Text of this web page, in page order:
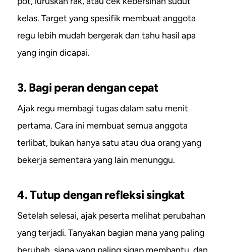
kelas. Target yang spesifik membuat anggota
regu lebih mudah bergerak dan tahu hasil apa
yang ingin dicapai.
3. Bagi peran dengan cepat
Ajak regu membagi tugas dalam satu menit
pertama. Cara ini membuat semua anggota
terlibat, bukan hanya satu atau dua orang yang
bekerja sementara yang lain menunggu.
4. Tutup dengan refleksi singkat
Setelah selesai, ajak peserta melihat perubahan
yang terjadi. Tanyakan bagian mana yang paling
berubah, siapa yang paling sigap membantu, dan